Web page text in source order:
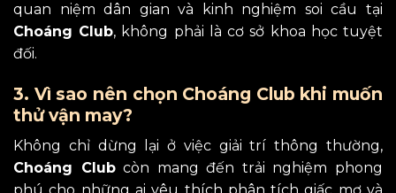
quan niệm dân gian và kinh nghiệm soi cầu tại
Choáng Club, không phải là cơ sở khoa học tuyệt
đối.
3. Vì sao nên chọn Choáng Club khi muốn
thử vận may?
Không chỉ dừng lại ở việc giải trí thông thường,
Choáng Clubcòn mang đến trải nghiệm phong
phú cho những ai yêu thích phân tích giấc mơ và